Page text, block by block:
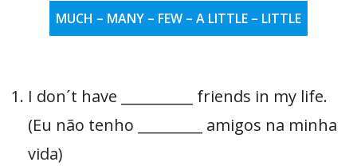
MUCH – MANY – FEW – A LITTLE – LITTLE
I don´t have __________ friends in my life.
(Eu não tenho _________ amigos na minha
vida)